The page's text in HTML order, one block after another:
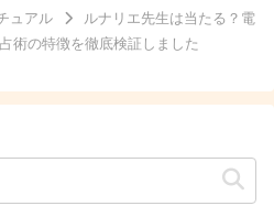
ュアル
ルナリエ先生は当たる？電
術の特徴を徹底検証しました